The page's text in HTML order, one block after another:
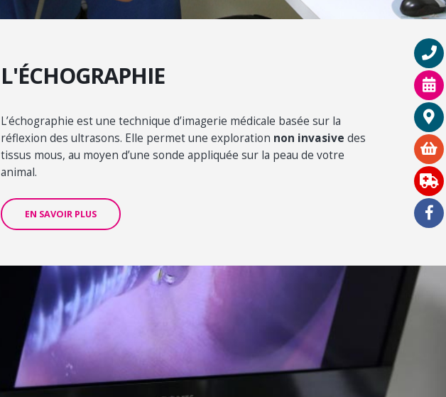
L'ÉCHOGRAPHIE
L’échographie est une technique d’imagerie médicale basée sur la
réflexion des ultrasons. Elle permet une exploration non invasive des
tissus mous, au moyen d’une sonde appliquée sur la peau de votre
animal.
EN SAVOIR PLUS